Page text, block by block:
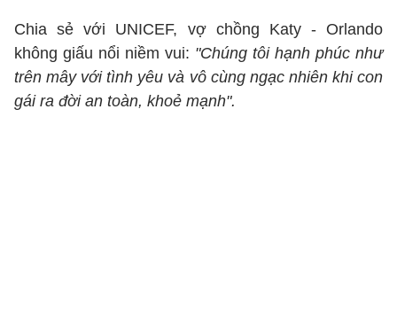
Chia sẻ với UNICEF, vợ chồng Katy - Orlando
không giấu nổi niềm vui: "Chúng tôi hạnh phúc như
trên mây với tình yêu và vô cùng ngạc nhiên khi con
gái ra đời an toàn, khoẻ mạnh".